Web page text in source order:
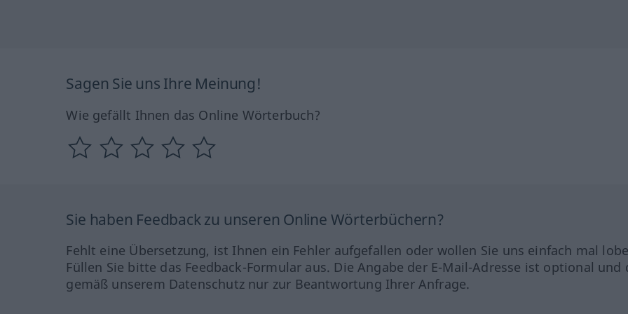
Sagen Sie uns Ihre Meinung!
Wie gefällt Ihnen das Online Wörterbuch?
Sie haben Feedback zu unseren Online Wörterbüchern?
Fehlt eine Übersetzung, ist Ihnen ein Fehler aufgefallen oder wollen Sie uns einfach mal
Füllen Sie bitte das Feedback-Formular aus. Die Angabe der E-Mail-Adresse ist optional und
gemäß unserem Datenschutz nur zur Beantwortung Ihrer Anfrage.